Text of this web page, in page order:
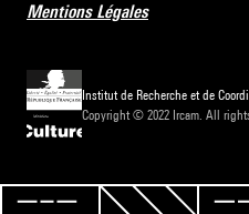
Mentions Légales
Institut de Recherche et de
Copyright © 2022 Ircam. All